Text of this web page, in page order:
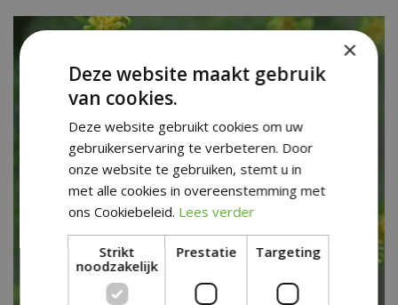
×
Deze website maakt gebruik
van cookies.
Deze website gebruikt cookies om uw
gebruikerservaring te verbeteren. Door
onze website te gebruiken, stemt u in
met alle cookies in overeenstemming met
ons Cookiebeleid. Lees verder
Strikt
noodzakelijk
Prestatie Targeting